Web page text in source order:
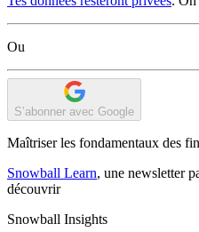
Ou
S’abonner avec Google
Maîtriser les fondamentaux des
Snowball Learn, une newsletter
découvrir
Snowball Insights